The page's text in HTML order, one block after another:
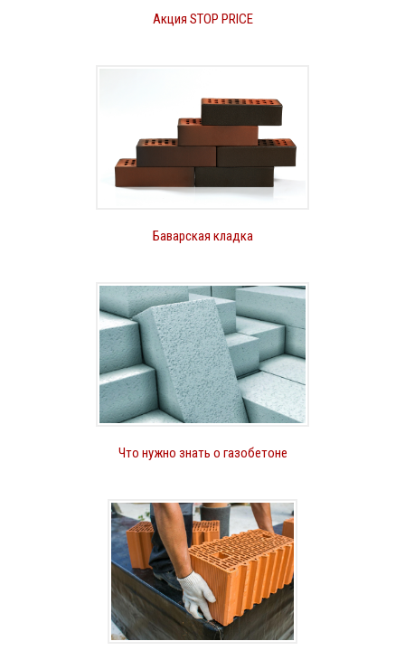
Акция STOP PRICE
Баварская кладка
Что нужно знать о газобетоне